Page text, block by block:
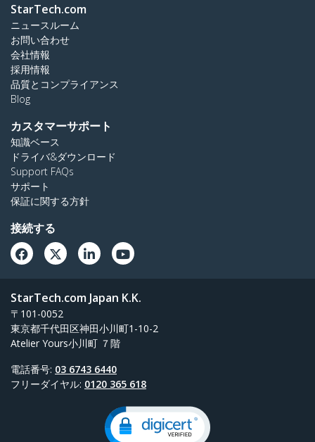
StarTech.com
ニュースルーム
お問い合わせ
会社情報
採用情報
品質とコンプライアンス
Blog
カスタマーサポート
知識ベース
ドライバ&ダウンロード
Support FAQs
サポート
保証に関する方針
接続する
StarTech.com Japan K.K.
〒101-0052
東京都千代田区神田小川町1-10-2
Atelier Yours小川町 ７階
電話番号: 03 6743 6440
フリーダイヤル: 0120 365 618